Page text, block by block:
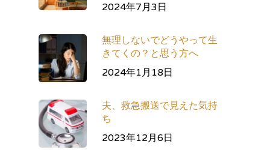
2024年7月3日
無理しないでどうやって生
きてくの？と思う方へ
2024年1月18日
夫、救急搬送で見えた気持
ち
2023年12月6日